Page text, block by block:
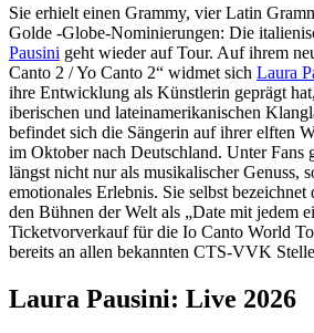
Sie erhielt einen Grammy, vier Latin
Golde -Globe-Nominierungen: Die
Pausini geht wieder auf Tour. Auf ihrem
Canto 2 / Yo Canto 2“ widmet sich Laura
ihre Entwicklung als Künstlerin geprägt
iberischen und lateinamerikanischen
befindet sich die Sängerin auf ihrer elften
im Oktober nach Deutschland. Unter Fans
längst nicht nur als musikalischer Genuss,
emotionales Erlebnis. Sie selbst
den Bühnen der Welt als „Date mit jedem
Ticketvorverkauf für die Io Canto World
bereits an allen bekannten CTS-VVK
Laura Pausini: Live 2026